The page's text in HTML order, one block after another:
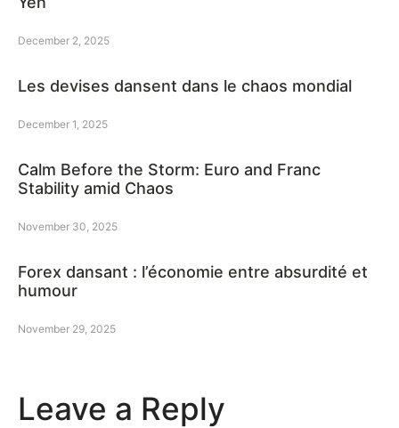
December 2, 2025
Les devises dansent dans le chaos mondial
December 1, 2025
Calm Before the Storm: Euro and Franc
Stability amid Chaos
November 30, 2025
Forex dansant : l’économie entre absurdité et
humour
November 29, 2025
Leave a Reply